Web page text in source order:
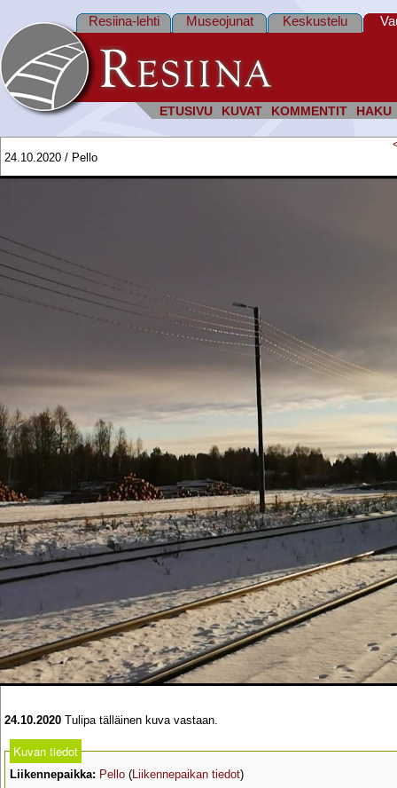
ETUSIVU KUVAT KOMMENTIT HAKU
Resiina-lehti Museojunat Keskustelu
24.10.2020 / Pello
24.10.2020 Tulipa tälläinen kuva vastaan.
Kuvan tiedot
Liikennepaikka: Pello (Liikennepaikan tiedot)